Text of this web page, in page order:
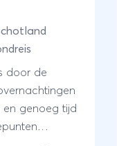
door de
en genoeg tijd